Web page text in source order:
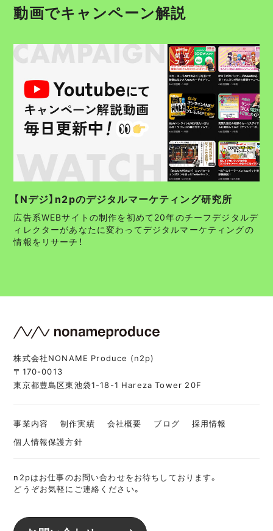
動画でキャンペーン解説
【Nデジ】n2pのデジタルマーケティング研究所
広告系WEBサイトの制作を初めて20年のチーフデジタルデ
ィレクターがあなたに変わってデジタルマーケティングの
情報をリサーチ！
株式会社NONAME Produce (n2p)
〒170-0013
東京都豊島区東池袋1-18-1 Hareza Tower 20F
事業内容 制作実績 会社概要 ブログ
採用情報
個人情報保護方針
n2pはお仕事のお問い合わせをお待ちしております。
どうぞお気軽にご連絡ください。